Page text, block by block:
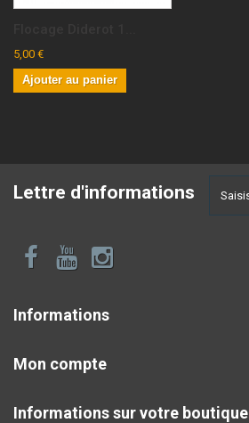
5,00 €
Ajouter au panier
Lettre d'informations
Informations
Mon compte
Informations sur votre boutique